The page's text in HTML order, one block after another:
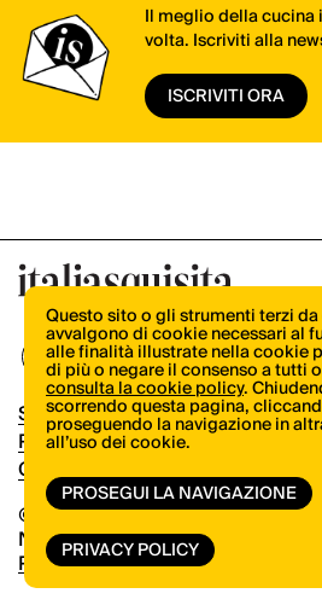
Il meglio della cucina
volta. Iscriviti alla
ISCRIVITI ORA
© Copyright 2026.Vertical.it
N.ro Iscrizione ROC 32504
Privacy Policy
Shop
Pubblicità
Contatti
Questo sito o gli strumenti terzi
avvalgono di cookie necessari al
alle finalità illustrate nella cookie
di più o negare il consenso a tutti
consulta la cookie policy.
scorrendo questa pagina,
proseguendo la navigazione in
all’uso dei cookie.
PROSEGUI LA NAVIGAZIONE
PRIVACY POLICY